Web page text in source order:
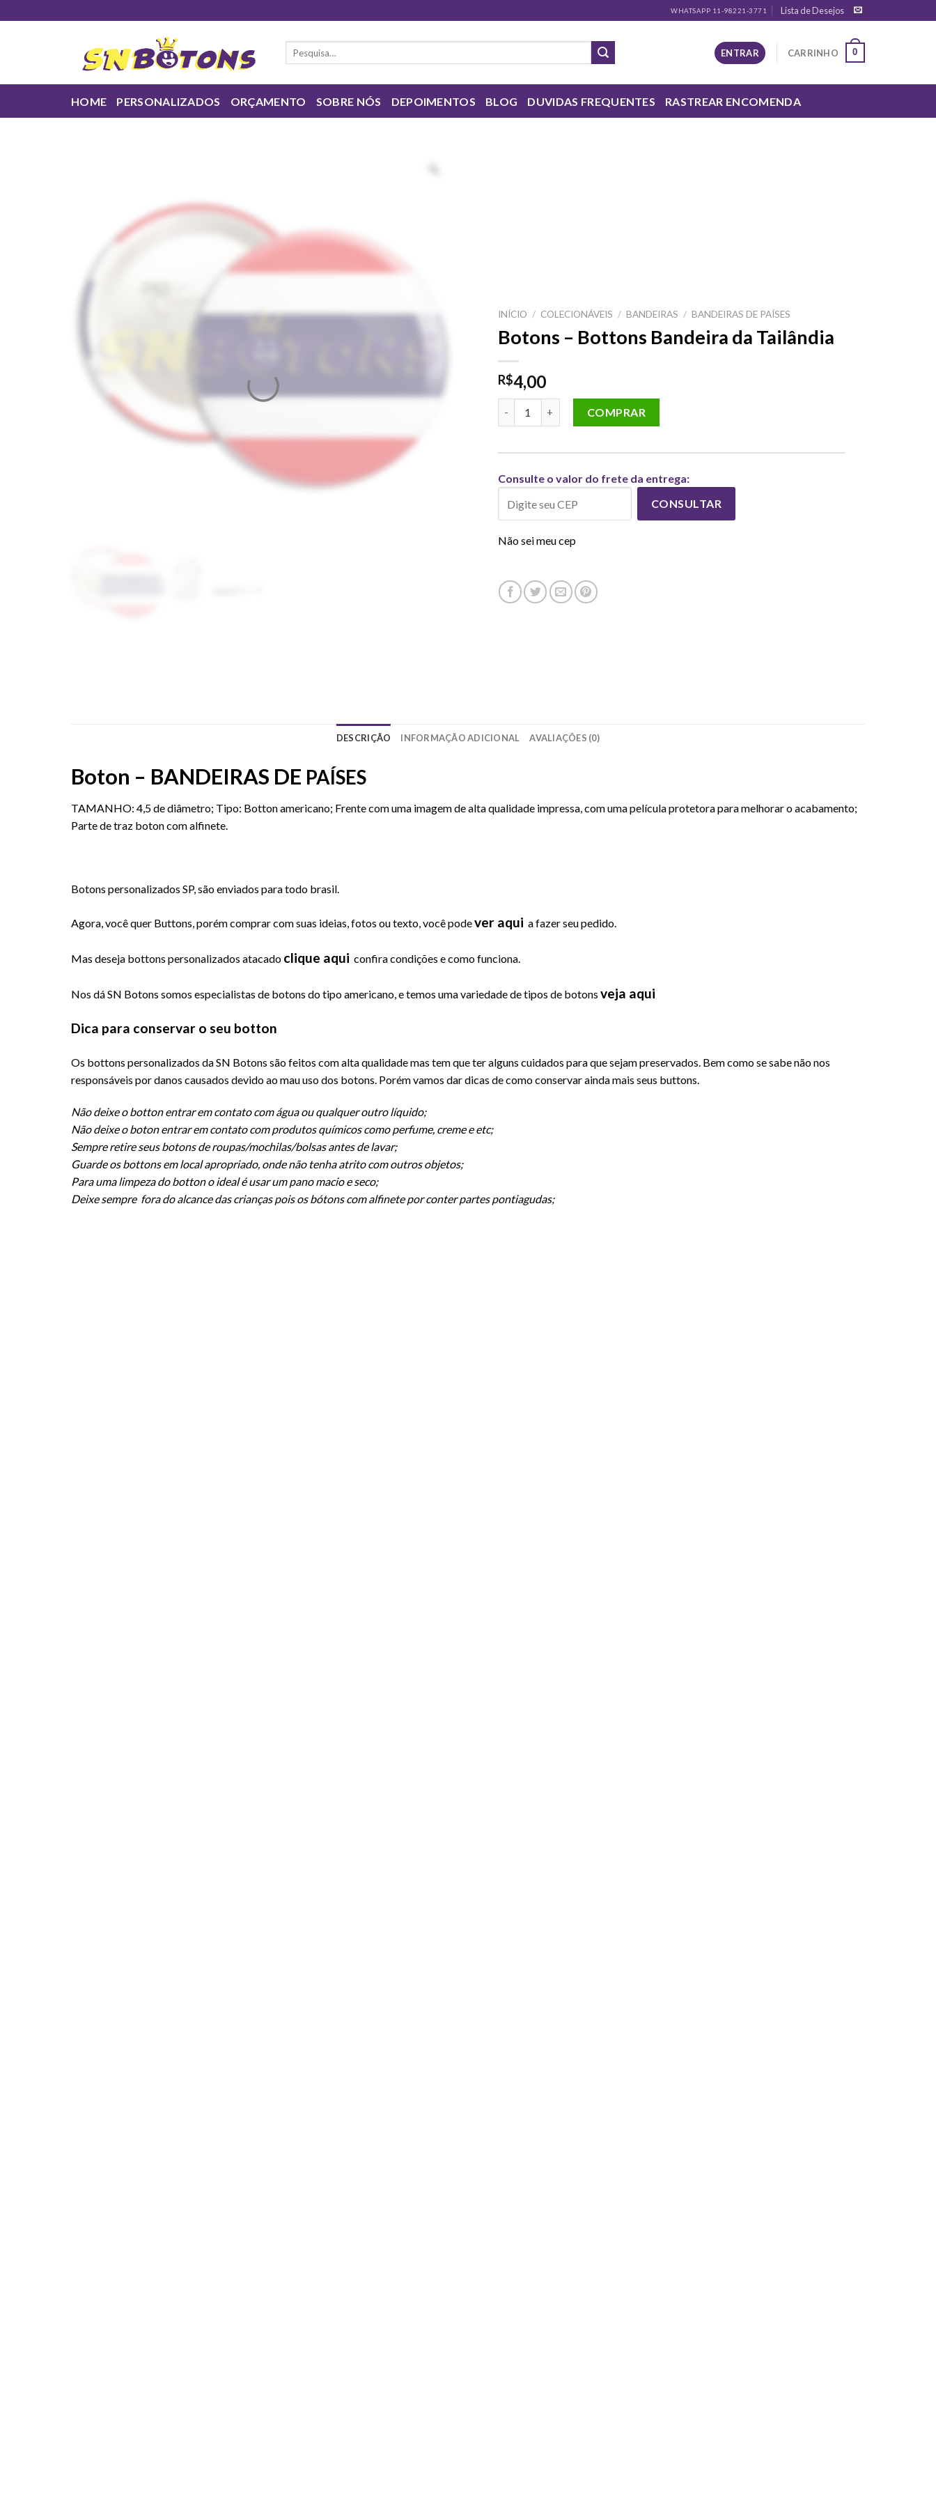
to
WHATSAPP 11-98221-3771 Lista de Desejos
ENTRAR CARRINHO 0
HOME PERSONALIZADOS ORÇAMENTO SOBRE NÓS DEPOIMENTOS BLOG DUVIDAS FREQUENTES RASTREAR ENCOMENDA
INÍCIO / COLECIONÁVEIS / BANDEIRAS / BANDEIRAS DE PAÍSES
Botons – Bottons Bandeira da Tailândia
R$4,00
COMPRAR
Consulte o valor do frete da entrega:
CONSULTAR
Não sei meu cep
DESCRIÇÃO INFORMAÇÃO ADICIONAL AVALIAÇÕES (0)
Boton – BANDEIRAS DE PAÍSES
TAMANHO: 4,5 de diâmetro; Tipo: Botton americano; Frente com uma imagem de alta qualidade impressa, com uma película protetora para melhorar o acabamento;
Parte de traz boton com alfinete.
Botons personalizados SP, são enviados para todo brasil.
Agora, você quer Buttons, porém comprar com suas ideias, fotos ou texto, você podever aqui a fazer seu pedido.
Mas deseja bottons personalizados atacado clique aqui confira condições e como funciona.
Nos dá SN Botons somos especialistas de botons do tipo americano, e temos uma variedade de tipos de botons veja aqui
Dica para conservar o seu botton
Os bottons personalizados da SN Botons são feitos com alta qualidade mas tem que ter alguns cuidados para que sejam preservados. Bem como se sabe não nos
responsáveis por danos causados devido ao mau uso dos botons. Porém vamos dar dicas de como conservar ainda mais seus buttons.
Não deixe o botton entrar em contato com água ou qualquer outro líquido;
Não deixe o boton entrar em contato com produtos químicos como perfume, creme e etc;
Sempre retire seus botons de roupas/mochilas/bolsas antes de lavar;
Guarde os bottons em local apropriado, onde não tenha atrito com outros objetos;
Para uma limpeza do botton o ideal é usar um pano macio e seco;
Deixe sempre fora do alcance das crianças pois os bótons com alfinete por conter partes pontiagudas;